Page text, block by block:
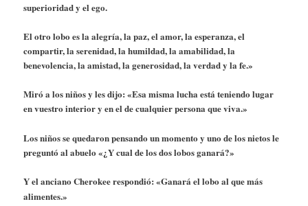
superioridad y el ego.
El otro lobo es la alegría, la paz, el amor, la esperanza, el
compartir, la serenidad, la humildad, la amabilidad, la
benevolencia, la amistad, la generosidad, la verdad y la fe.»
Miró a los niños y les dijo: «Esa misma lucha está teniendo lugar
en vuestro interior y en el de cualquier persona que viva.»
Los niños se quedaron pensando un momento y uno de los nietos le
preguntó al abuelo «¿Y cual de los dos lobos ganará?»
Y el anciano Cherokee respondió: «Ganará el lobo al que más
alimentes.»